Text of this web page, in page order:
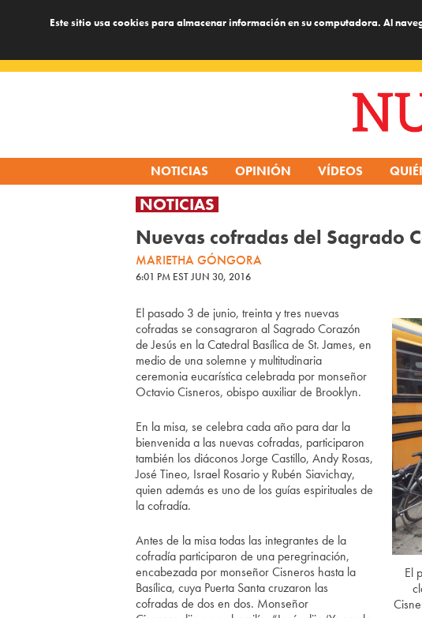
Este sitio usa cookies para almacenar información en su computadora. Al
NOTICIAS OPINIÓN VÍDEOS
NOTICIAS
Nuevas cofradas del Sagrado
MARIETHA GÓNGORA
6:01 PM EST JUN 30, 2016
El
El pasado 3 de junio, treinta y tres nuevas
cofradas se consagraron al Sagrado Corazón
de Jesús en la Catedral Basílica de St. James, en
medio de una solemne y multitudinaria
ceremonia eucarística celebrada por monseñor
Octavio Cisneros, obispo auxiliar de Brooklyn.
En la misa, se celebra cada año para dar la
bienvenida a las nuevas cofradas, participaron
también los diáconos Jorge Castillo, Andy Rosas,
José Tineo, Israel Rosario y Rubén Siavichay,
quien además es uno de los guías espirituales de
la cofradía.
Antes de la misa todas las integrantes de la
cofradía participaron de una peregrinación,
encabezada por monseñor Cisneros hasta la
Basílica, cuya Puerta Santa cruzaron las
cofradas de dos en dos. Monseñor